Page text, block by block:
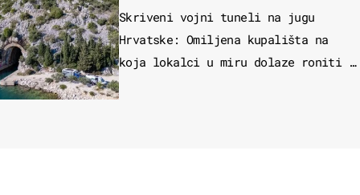
Skriveni vojni tuneli na jugu
Hrvatske: Omiljena kupališta na
koja lokalci u miru dolaze roniti i